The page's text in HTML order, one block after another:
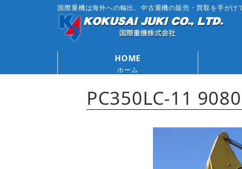
国際重機は海外への輸出、中古重機の販売・買取を手がけ
HOME
ホーム
PC350LC-11